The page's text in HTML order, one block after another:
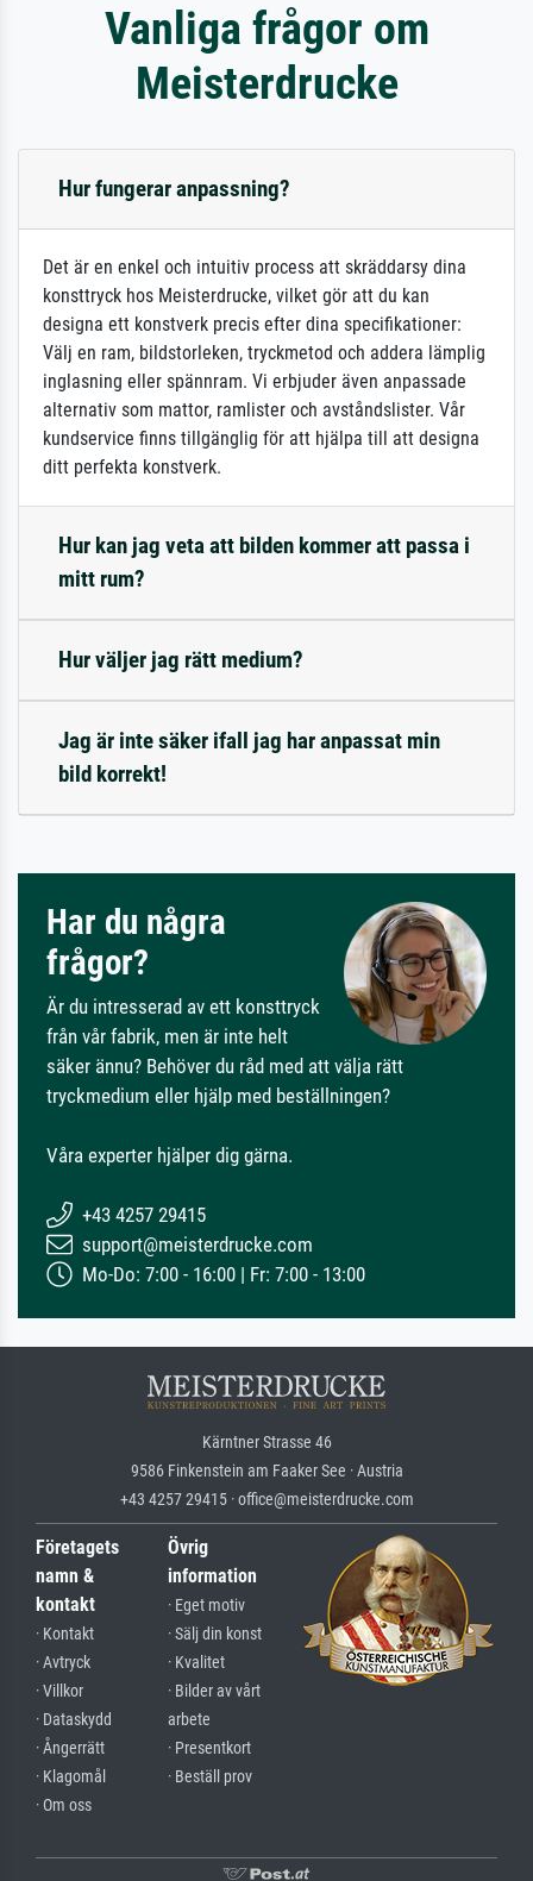
Vanliga frågor om
Meisterdrucke
Hur fungerar anpassning?
Det är en enkel och intuitiv process att skräddarsy dina
konsttryck hos Meisterdrucke, vilket gör att du kan
designa ett konstverk precis efter dina specifikationer:
Välj en ram, bildstorleken, tryckmetod och addera lämplig
inglasning eller spännram. Vi erbjuder även anpassade
alternativ som mattor, ramlister och avståndslister. Vår
kundservice finns tillgänglig för att hjälpa till att designa
ditt perfekta konstverk.
Hur kan jag veta att bilden kommer att passa i
mitt rum?
Hur väljer jag rätt medium?
Jag är inte säker ifall jag har anpassat min
bild korrekt!
Har du några
frågor?
Är du intresserad av ett konsttryck
från vår fabrik, men är inte helt
säker ännu? Behöver du råd med att välja rätt
tryckmedium eller hjälp med beställningen?
Våra experter hjälper dig gärna.
+43 4257 29415
support@meisterdrucke.com
Mo-Do: 7:00 - 16:00 | Fr: 7:00 - 13:00
Kärntner Strasse 46
9586 Finkenstein am Faaker See · Austria
+43 4257 29415 · office@meisterdrucke.com
Företagets
namn &
kontakt
· Kontakt
· Avtryck
· Villkor
· Dataskydd
· Ångerrätt
· Klagomål
· Om oss
Övrig
information
· Eget motiv
· Sälj din konst
· Kvalitet
· Bilder av vårt
arbete
· Presentkort
· Beställ prov